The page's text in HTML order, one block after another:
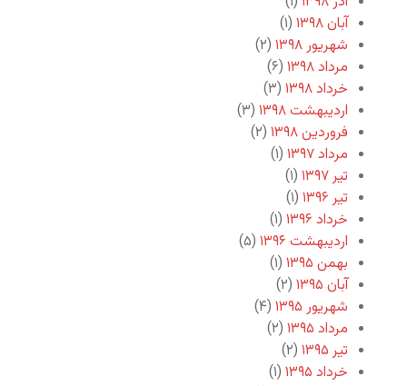
آبان ۱۳۹۸
(۱)
شهریور ۱۳۹۸
(۲)
مرداد ۱۳۹۸
(۶)
خرداد ۱۳۹۸
(۳)
اردیبهشت ۱۳۹۸
(۳)
فروردین ۱۳۹۸
(۲)
مرداد ۱۳۹۷
(۱)
تیر ۱۳۹۷
(۱)
تیر ۱۳۹۶
(۱)
خرداد ۱۳۹۶
(۱)
اردیبهشت ۱۳۹۶
(۵)
بهمن ۱۳۹۵
(۱)
آبان ۱۳۹۵
(۲)
شهریور ۱۳۹۵
(۴)
مرداد ۱۳۹۵
(۲)
تیر ۱۳۹۵
(۲)
خرداد ۱۳۹۵
(۱)